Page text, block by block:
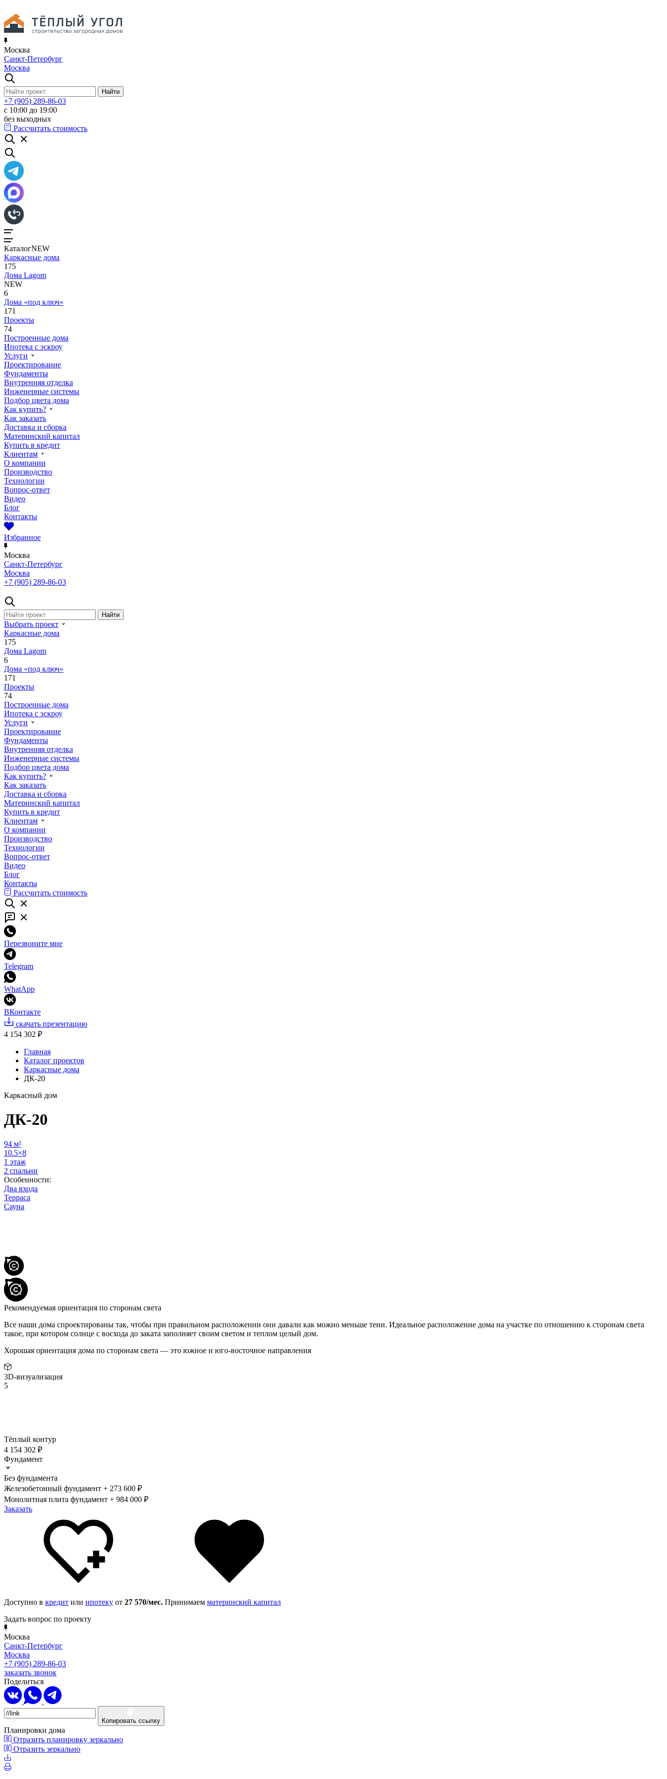
Москва
Санкт-Петербург
Москва
+7 (905) 289-86-03
с 10:00 до 19:00
без выходных
Рассчитать стоимость
КаталогNEW
Каркасные дома
175
Дома Lagom
NEW
6
Дома «под ключ»
171
Проекты
74
Построенные дома
Ипотека с эскроу
Услуги
Проектирование
Фундаменты
Внутренняя отделка
Инженерные системы
Подбор цвета дома
Как купить?
Как заказать
Доставка и сборка
Материнский капитал
Купить в кредит
Клиентам
О компании
Производство
Технологии
Вопрос-ответ
Видео
Блог
Контакты
Избранное
Москва
Санкт-Петербург
Москва
+7 (905) 289-86-03
Выбрать проект
Каркасные дома
175
Дома Lagom
6
Дома «под ключ»
171
Проекты
74
Построенные дома
Ипотека с эскроу
Услуги
Проектирование
Фундаменты
Внутренняя отделка
Инженерные системы
Подбор цвета дома
Как купить?
Как заказать
Доставка и сборка
Материнский капитал
Купить в кредит
Клиентам
О компании
Производство
Технологии
Вопрос-ответ
Видео
Блог
Контакты
Рассчитать стоимость
Перезвоните мне
Telegram
WhatApp
ВКонтакте
скачать презентацию
4 154 302 ₽
Главная
Каталог проектов
Каркасные дома
ДК-20
Каркасный дом
ДК-20
94 м²
10.5×8
1 этаж
2 спальни
Особенности:
Два входа
Терраса
Сауна
Рекомендуемая ориентация по сторонам света
Все наши дома спроектированы так, чтобы при правильном расположении они давали как можно меньше тени. Идеальное расположение дома на участке по отношению к сторонам света
такое, при котором солнце с восхода до заката заполняет своим светом и теплом целый дом.
Хорошая ориентация дома по сторонам света — это южное и юго-восточное направления
3D-визуализация
5
Тёплый контур
4 154 302 ₽
Фундамент
Без фундамента
Железобетонный фундамент + 273 600 ₽
Монолитная плита фундамент + 984 000 ₽
Заказать
Доступно в кредит или ипотеку от 27 570/мес. Принимаем материнский капитал
Задать вопрос по проекту
Москва
Санкт-Петербург
Москва
+7 (905) 289-86-03
заказать звонок
Поделиться
Копировать ссылку
Планировки дома
Отразить планировку зеркально
Отразить зеркально